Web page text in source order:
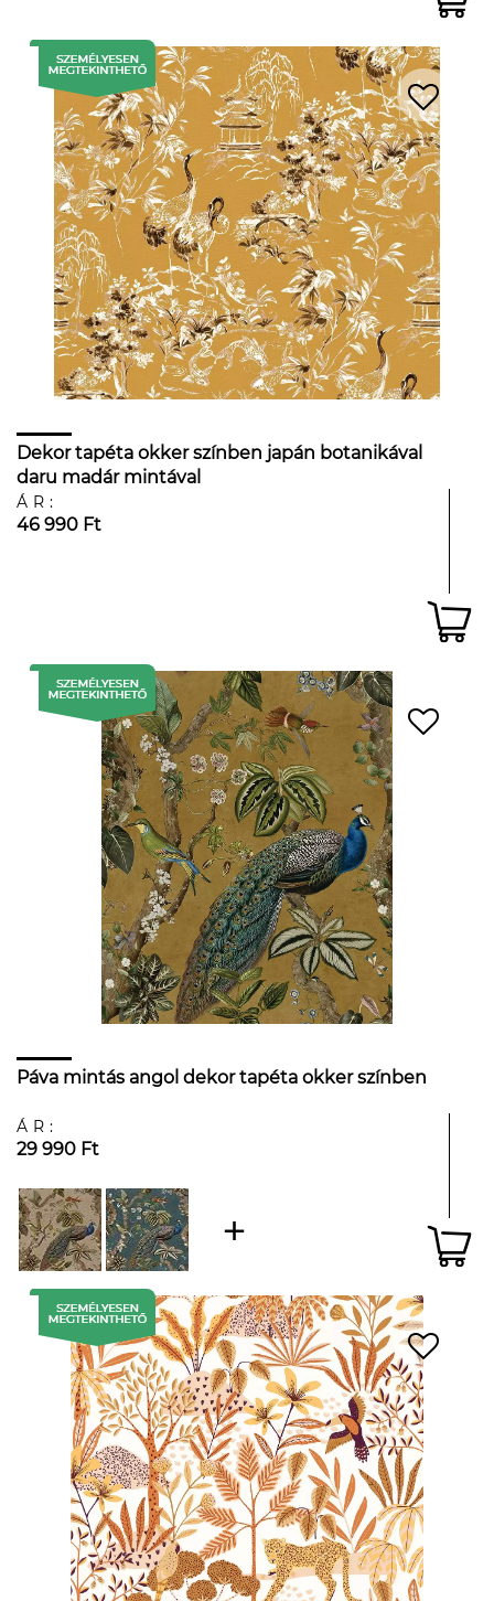
Dekor tapéta okker színben japán botanikával
daru madár mintával
ÁR:
46 990 Ft
Páva mintás angol dekor tapéta okker színben
ÁR:
29 990 Ft